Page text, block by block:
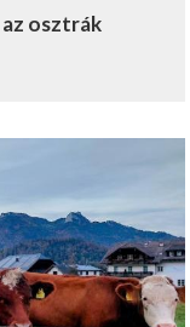
osztrák